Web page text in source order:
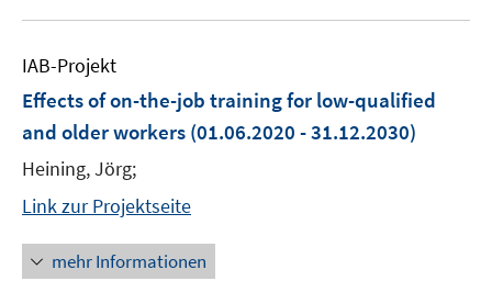
IAB-Projekt
Effects of on-the-job training for low-qualified
and older workers (01.06.2020 - 31.12.2030)
Heining, Jörg;
Link zur Projektseite
mehr Informationen